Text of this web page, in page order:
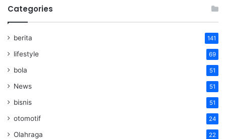
Categories
berita 141
lifestyle 69
bola 51
News 51
bisnis 51
otomotif 24
Olahraga 22